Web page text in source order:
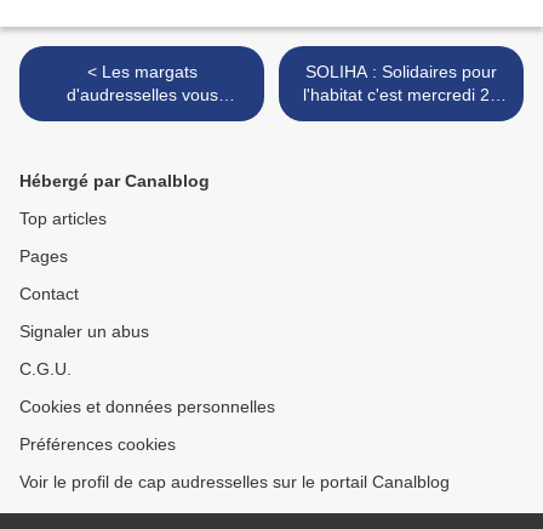
< Les margats
d'audresselles vous
proposent une soirée
SOLIHA : Solidaires pour
l'habitat c'est mercredi 21
septembre de 13h à 17h
Hébergé par Canalblog
Top articles
Pages
Contact
Signaler un abus
C.G.U.
Cookies et données personnelles
Préférences cookies
Voir le profil de cap audresselles sur le portail Canalblog